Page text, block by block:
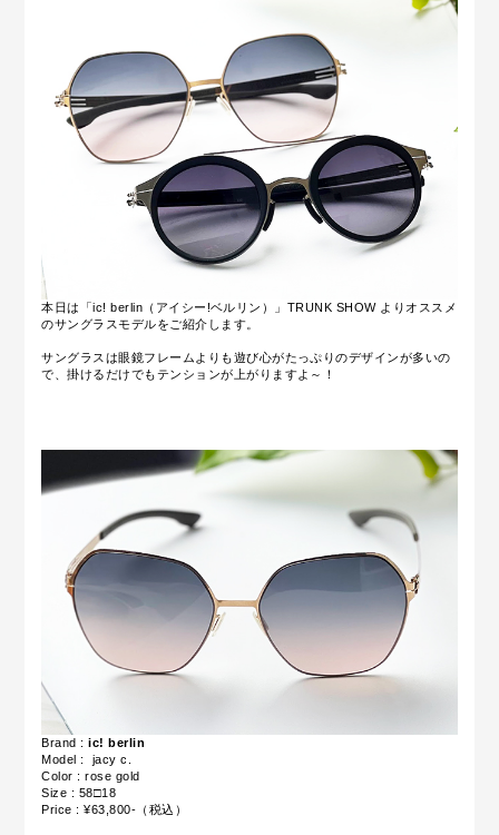
本日は「ic! berlin（アイシー!ベルリン）」TRUNK SHOW よりオススメ
のサングラスモデルをご紹介します。
サングラスは眼鏡フレームよりも遊び心がたっぷりのデザインが多いの
で、掛けるだけでもテンションが上がりますよ～！
Brand :ic! berlin
Model : jacy c.
Color : rose gold
Size : 58□18
Price : ¥63,800-（税込）